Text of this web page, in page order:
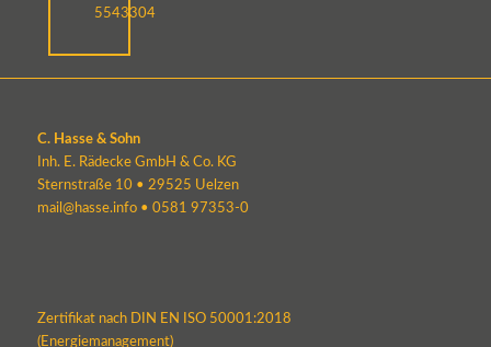
5543304
C. Hasse & Sohn
Inh. E. Rädecke GmbH & Co. KG
Sternstraße 10 • 29525 Uelzen
mail@hasse.info• 0581 97353-0
Zertifikat nach DIN EN ISO 50001:2018
(Energiemanagement)